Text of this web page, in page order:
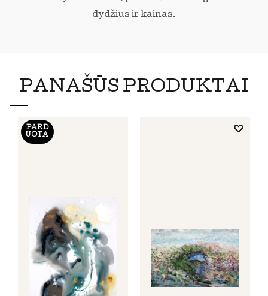
dydžius ir kainas.
PANAŠŪS PRODUKTAI
PARD
UOTA